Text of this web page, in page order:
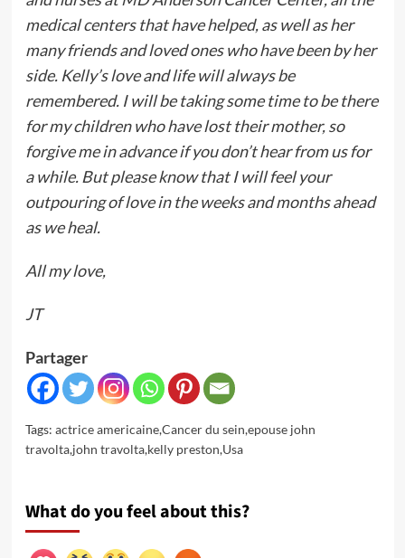
medical centers that have helped, as well as her
many friends and loved ones who have been by her
side. Kelly’s love and life will always be
remembered. I will be taking some time to be there
for my children who have lost their mother, so
forgive me in advance if you don’t hear from us for
a while. But please know that I will feel your
outpouring of love in the weeks and months ahead
as we heal.
All my love,
JT
Partager
Tags: actrice americaine,Cancer du sein,epouse john
travolta,john travolta,kelly preston,Usa
What do you feel about this?